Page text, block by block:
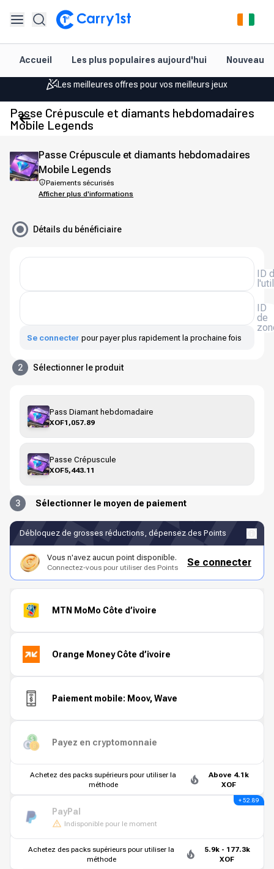
Accueil Les plus populaires aujourd'hui
Rechargement et livraison instantanés
Les meilleures offres pour vos meilleurs jeux
Assistance amicale 24h/24 et 7j/7
Noté 4,45 sur Google Play et l'App Store
Les meilleures offres pour vos meilleurs jeux
Assistance amicale 24h/24 et 7j/7
Passe Crépuscule et diamants hebdomadaires
Mobile Legends
Passe Crépuscule et diamants hebdomadaires
Mobile Legends
Paiements sécurisés
Afficher plus d'informations
Détails du bénéficiaire
ID
ID
de
Se connecter pour payer plus rapidement la prochaine fois
2 Sélectionner le produit
Pass Diamant hebdomadaire
XOF1,057.89
Passe Crépuscule
XOF5,443.11
3 Sélectionner le moyen de paiement
Débloquez de grosses réductions, dépensez des Points
Vous n'avez aucun point disponible.
Connectez-vous pour utiliser des Points Se connecter
MTN MoMo Côte d’ivoire
Orange Money Côte d’ivoire
Paiement mobile: Moov, Wave
Payez en cryptomonnaie
Achetez des packs supérieurs pour utiliser la
méthode
Above 4.1k
XOF
PayPal
Indisponible pour le moment
+ 52.89
Achetez des packs supérieurs pour utiliser la
méthode
5.9k - 177.3k
XOF